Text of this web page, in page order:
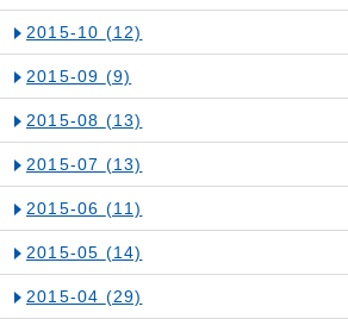
2015-10 (12)
2015-09 (9)
2015-08 (13)
2015-07 (13)
2015-06 (11)
2015-05 (14)
2015-04 (29)